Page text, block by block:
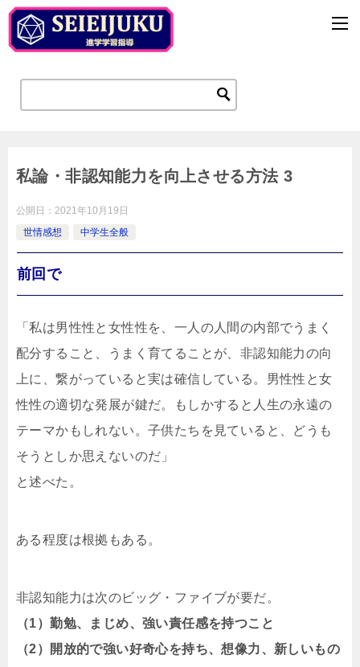
私論・非認知能力を向上させる方法 3
公開日： 2021年10月19日
世情感想
中学生全般
前回で
「私は男性性と女性性を、一人の人間の内部でうまく
配分すること、うまく育てることが、非認知能力の向
上に、繋がっていると実は確信している。男性性と女
性性の適切な発展が鍵だ。もしかすると人生の永遠の
テーマかもしれない。子供たちを見ていると、どうも
そうとしか思えないのだ」
と述べた。
ある程度は根拠もある。
非認知能力は次のビッグ・ファイブが要だ。
（1）勤勉、まじめ、強い責任感を持つこと
（2）開放的で強い好奇心を持ち、想像力、新しいもの